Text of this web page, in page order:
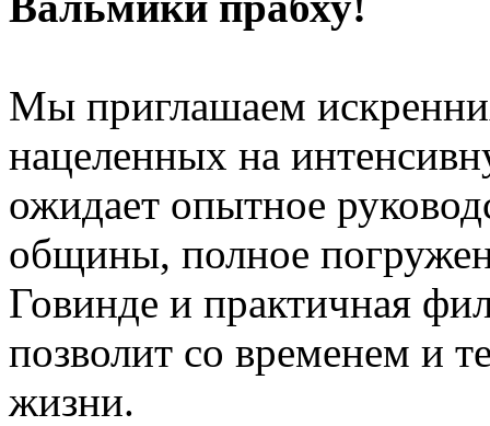
Мы приглашаем
нацеленных на
ожидает опытное
общины, полное
Говинде и практичная
позволит со временем и
жизни.